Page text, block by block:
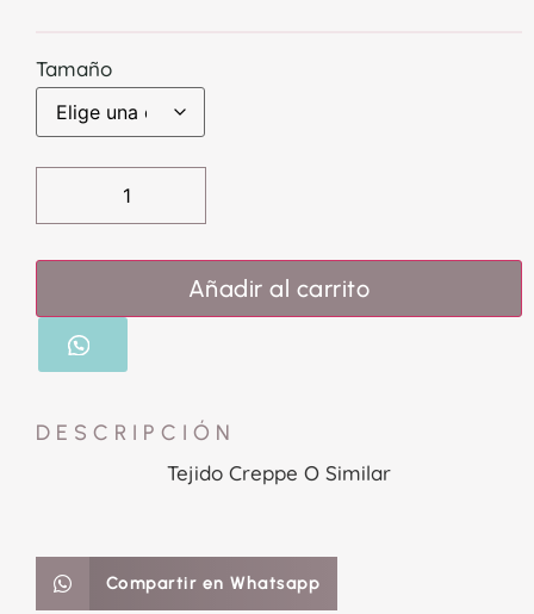
Tamaño
Añadir al carrito
DESCRIPCIÓN
Tejido Creppe O Similar
Compartir en Whatsapp